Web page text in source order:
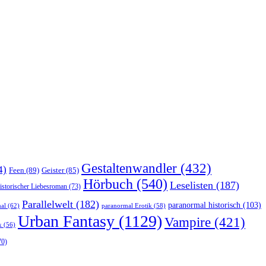
Feen (89) Geister(85) Gestaltenwandler (432)
Liebesroman (73) Hörbuch (540) Leselisten (187)
(62) Parallelwelt (182) paranormal Erotik (58) paranormal historisch (103)
(56) Urban Fantasy (1129) Vampire (421)